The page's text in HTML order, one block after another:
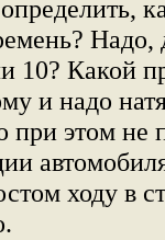
Надо,
10? Какой
и надо
при этом не
ходу в